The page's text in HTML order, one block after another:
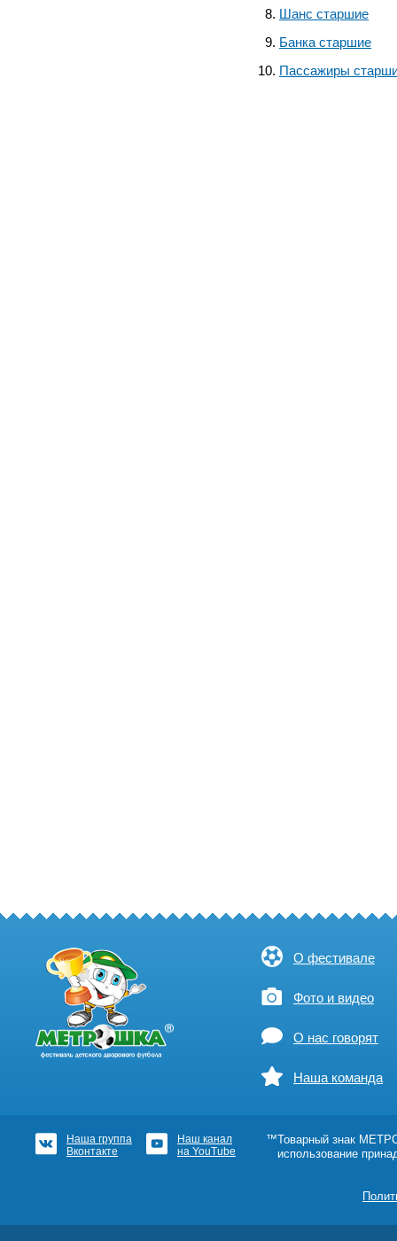
Шанс старшие
Банка старшие
Пассажиры
О фестивале
Фото и видео
О нас говорят
Наша команда
Наша группа
Вконтакте
Наш канал
на YouTube
™Товарный знак
использование